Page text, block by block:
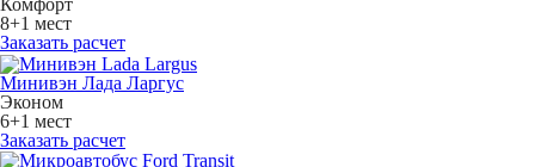
Комфорт
8+1 мест
Заказать расчет
Минивэн Лада Ларгус
Эконом
6+1 мест
Заказать расчет